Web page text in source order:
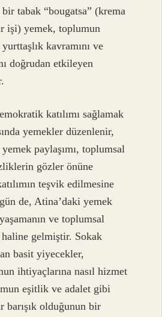
tabak “bougatsa” (krema
işi) yemek, toplumun
kavramını ve
doğrudan etkileyen
katılımı sağlamak
yemekler düzenlenir,
paylaşımı, toplumsal
gözler önüne
teşvik edilmesine
de, Atina’daki yemek
ve toplumsal
haline gelmiştir. Sokak
basit yiyecekler,
ihtiyaçlarına nasıl hizmet
eşitlik ve adalet gibi
barışık olduğunun bir